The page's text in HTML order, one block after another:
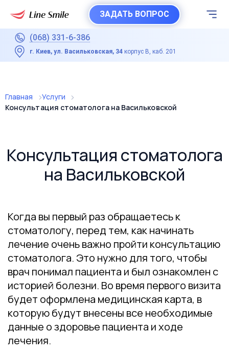
ЗАДАТЬ ВОПРОС
(068) 331-6-386
г. Киев, ул. Васильковская, 34 корпус В, каб. 201
Главная
Услуги
Консультация стоматолога на Васильковской
Консультация стоматолога
на Васильковской
Когда вы первый раз обращаетесь к
стоматологу, перед тем, как начинать
лечение очень важно пройти консультацию
стоматолога. Это нужно для того, чтобы
врач понимал пациента и был ознакомлен с
историей болезни. Во время первого визита
будет оформлена медицинская карта, в
которую будут внесены все необходимые
данные о здоровье пациента и ходе
лечения.